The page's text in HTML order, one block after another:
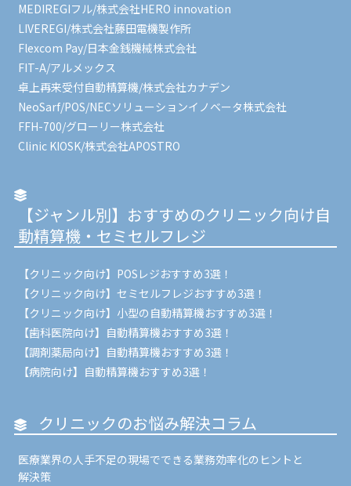
MEDIREGIフル/株式会社HERO innovation
LIVEREGI/株式会社藤田電機製作所
Flexcom Pay/日本金銭機械株式会社
FIT-A/アルメックス
卓上再来受付自動精算機/株式会社カナデン
NeoSarf/POS/NECソリューションイノベータ株式会社
FFH-700/グローリー株式会社
Clinic KIOSK/株式会社APOSTRO
【ジャンル別】おすすめのクリニック向け自
動精算機・セミセルフレジ
【クリニック向け】POSレジおすすめ3選！
【クリニック向け】セミセルフレジおすすめ3選！
【クリニック向け】小型の自動精算機おすすめ3選！
【歯科医院向け】自動精算機おすすめ3選！
【調剤薬局向け】自動精算機おすすめ3選！
【病院向け】自動精算機おすすめ3選！
クリニックのお悩み解決コラム
医療業界の人手不足の現場でできる業務効率化のヒントと
解決策